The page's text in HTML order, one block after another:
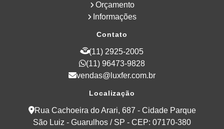
Orçamento
Informações
Contato
(11) 2925-2005
(11) 96473-9828
vendas@luxfer.com.br
Localização
Rua Cachoeira do Arari, 687 - Cidade Parque
São Luiz - Guarulhos / SP - CEP: 07170-380